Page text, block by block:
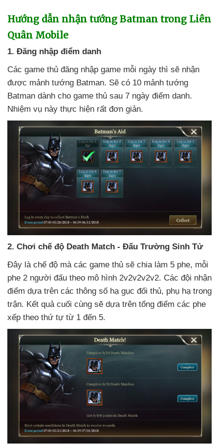
Hướng dẫn nhận tướng Batman trong Liên
Quân Mobile
1. Đăng nhập điểm danh
Các game thủ đăng nhập game mỗi ngày thì sẽ nhận
được mảnh tướng Batman. Sẽ có 10 mảnh tướng
Batman dành cho game thủ sau 7 ngày điểm danh.
Nhiệm vụ này thực hiện rất đơn giản.
2. Chơi chế độ Death Match - Đấu Trường Sinh Tử
Đây là chế độ mà các game thủ sẽ chia làm 5 phe, mỗi
phe 2 người đấu theo mô hình 2v2v2v2v2. Các đội nhận
điểm dựa trên các thông số hạ gục đối thủ, phụ hạ trong
trận. Kết quả cuối cùng sẽ dựa trên tổng điểm các phe
xếp theo thứ tự từ 1 đến 5.